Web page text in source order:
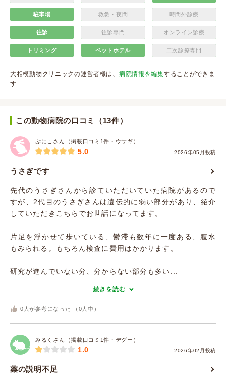
駐車場 救急・夜間 時間外診療
往診 往診専門 オンライン診療
トリミング ペットホテル 二次診療専門
大相模動物クリニックの運営者様は、 病院情報を編集することができま
す
この動物病院の口コミ（13件）
ぷにこさん（掲載口コミ1件・ウサギ）
2026年05月投稿
5.0
うさぎです
先代のうさぎさんから診ていただいていた病院があるので
すが、2代目のうさぎさんは遺伝的に弱い部分があり、紹介
していただきこちらでお世話になってます。
片足を浮かせて歩いている、鬱滞も数年に一度ある、腹水
もみられる。もちろん検査に費用はかかります。
研究が進んでいない分、分からない部分も多い...
続きを読む
0 人が参考になった （ 0 人中）
みるくさん（掲載口コミ1件・デグー）
2026年02月投稿
1.0
薬の説明不足